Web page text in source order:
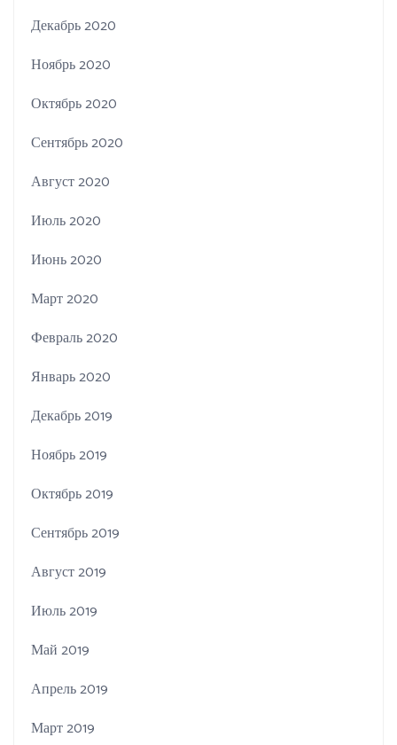
Декабрь 2020
Ноябрь 2020
Октябрь 2020
Сентябрь 2020
Август 2020
Июль 2020
Июнь 2020
Март 2020
Февраль 2020
Январь 2020
Декабрь 2019
Ноябрь 2019
Октябрь 2019
Сентябрь 2019
Август 2019
Июль 2019
Май 2019
Апрель 2019
Март 2019